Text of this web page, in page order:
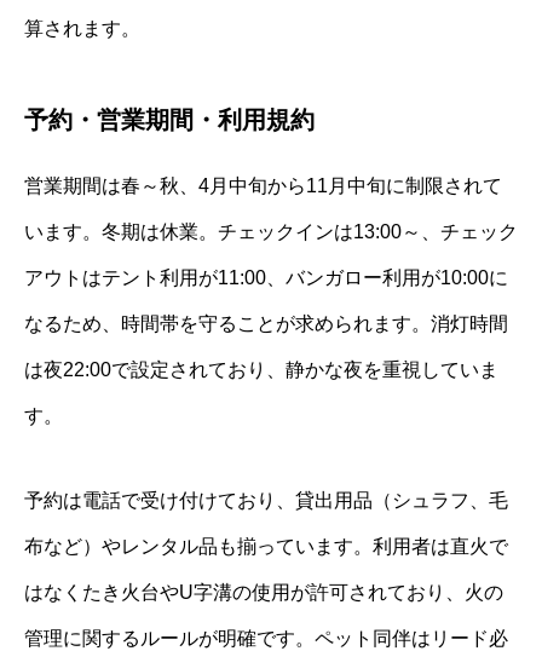
算されます。
予約・営業期間・利用規約
営業期間は春～秋、4月中旬から11月中旬に制限されて
います。冬期は休業。チェックインは13:00～、チェック
アウトはテント利用が11:00、バンガロー利用が10:00に
なるため、時間帯を守ることが求められます。消灯時間
は夜22:00で設定されており、静かな夜を重視していま
す。
予約は電話で受け付けており、貸出用品（シュラフ、毛
布など）やレンタル品も揃っています。利用者は直火で
はなくたき火台やU字溝の使用が許可されており、火の
管理に関するルールが明確です。ペット同伴はリード必